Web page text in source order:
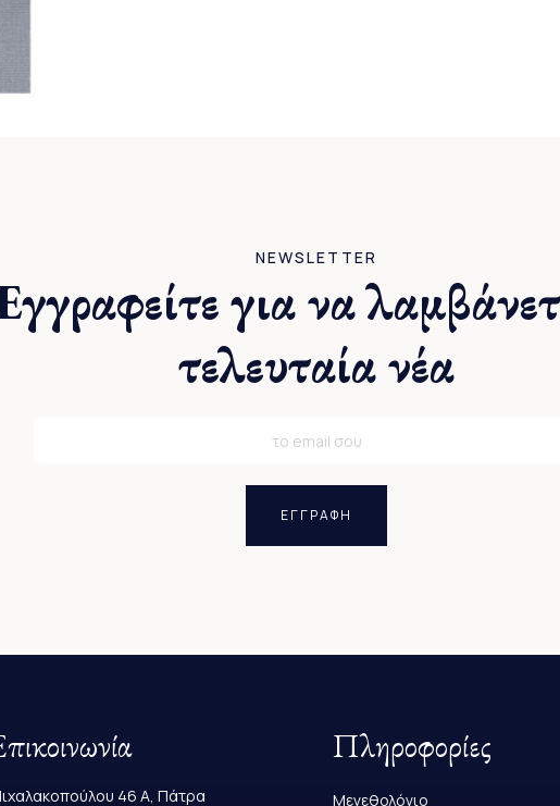
NEWSLETTER
για να
τελευταία νέα
ΕΓΓΡΑΦΗ
46 Α, Πάτρα
Πληροφορίες
Μεγεθολόγιο